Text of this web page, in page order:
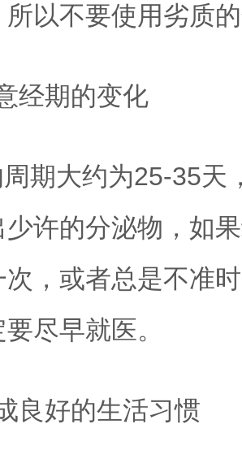
所以不要使用劣质
经期的变化
期大约为25-35天
许的分泌物，如
次，或者总是不准
尽早就医。
良好的生活习惯